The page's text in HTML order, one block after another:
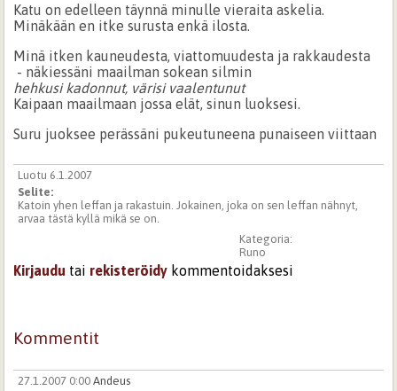
Katu on edelleen täynnä minulle vieraita askelia.
Minäkään en itke surusta enkä ilosta.
Minä itken kauneudesta, viattomuudesta ja rakkaudesta
- näkiessäni maailman sokean silmin
hehkusi kadonnut, värisi vaalentunut
Kaipaan maailmaan jossa elät, sinun luoksesi.
Suru juoksee perässäni pukeutuneena punaiseen viittaan
Luotu 6.1.2007
Selite:
Katoin yhen leffan ja rakastuin. Jokainen, joka on sen leffan nähnyt,
arvaa tästä kyllä mikä se on.
Kategoria:
Runo
Kirjaudu tai rekisteröidy kommentoidaksesi
Kommentit
27.1.2007 0:00 Andeus